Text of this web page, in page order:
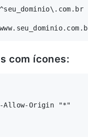
^seu_dominio\.com.br
com ícones:
Allow-Origin "*"